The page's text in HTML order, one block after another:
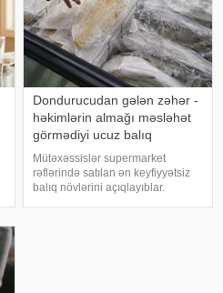
Dondurucudan gələn zəhər -
həkimlərin almağı məsləhət
görmədiyi ucuz balıq
Mütəxəssislər supermarket
rəflərində satılan ən keyfiyyətsiz
balıq növlərini açıqlayıblar.